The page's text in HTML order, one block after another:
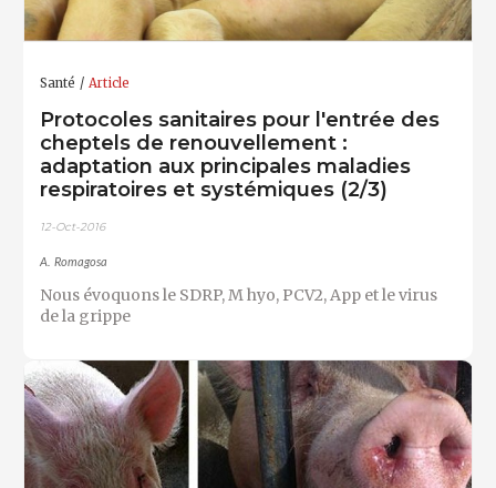
Santé Article
Protocoles sanitaires pour l'entrée des
cheptels de renouvellement :
adaptation aux principales maladies
respiratoires et systémiques (2/3)
12-Oct-2016
A. Romagosa
Nous évoquons le SDRP, M hyo, PCV2, App et le virus
de la grippe